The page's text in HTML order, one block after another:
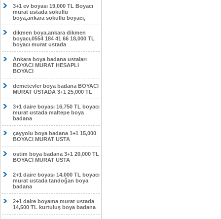
3+1 ev boyası 19,000 TL Boyacı
murat ustada sokullu
boya,ankara sokullu boyacı,
dikmen boya,ankara dikmen
boyacı,0554 184 41 66 18,000 TL
boyacı murat ustada
Ankara boya badana ustaları
BOYACI MURAT HESAPLI
BOYACI
demetevler boya badana BOYACI
MURAT USTADA 3+1 25,000 TL
3+1 daire boyası 16,750 TL boyacı
murat ustada maltepe boya
badana
çayyolu boya badana 1+1 15,000
BOYACI MURAT USTA
ostim boya badana 3+1 20,000 TL
BOYACI MURAT USTA
2+1 daire boyası 14,000 TL boyacı
murat ustada tandoğan boya
badana
2+1 daire boyama murat ustada
14,500 TL kurtuluş boya badana